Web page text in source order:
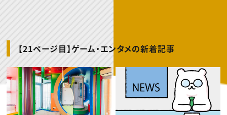
動画配信・映像制作
編集・ライティング
マーケティング
ディレクション
業界解説・キャリア事情
お役立ち基礎知識
TOP Creator’s コラム トップ
Webクリエイター
アプリクリエイター
ゲームクリエイター
映像クリエイター
マーケッター
クリエイターインタビュー
C＆R Magazine
セミナー
ニュース・トレンド
ニュース・トレンド トップ
Web
映像
ゲーム・エンタメ
広告
出版
CREATIVE VILLAGEからのお知らせ
【21ページ目】ゲーム・エンタメの新着記事